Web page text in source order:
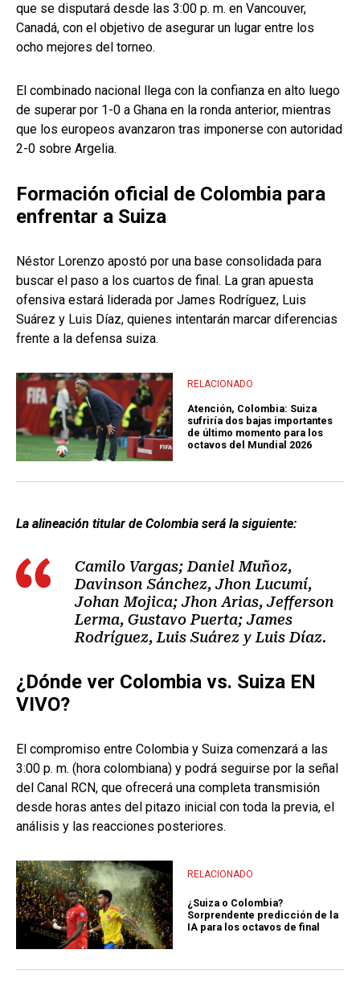
que se disputará desde las 3:00 p. m. en Vancouver,
Canadá, con el objetivo de asegurar un lugar entre los
ocho mejores del torneo.
El combinado nacional llega con la confianza en alto luego
de superar por 1-0 a Ghana en la ronda anterior, mientras
que los europeos avanzaron tras imponerse con autoridad
2-0 sobre Argelia.
Formación oficial de Colombia para
enfrentar a Suiza
Néstor Lorenzo apostó por una base consolidada para
buscar el paso a los cuartos de final. La gran apuesta
ofensiva estará liderada por James Rodríguez, Luis
Suárez y Luis Díaz, quienes intentarán marcar diferencias
frente a la defensa suiza.
RELACIONADO
Atención, Colombia: Suiza
sufriría dos bajas importantes
de último momento para los
octavos del Mundial 2026
La alineación titular de Colombia será la siguiente:
Camilo Vargas; Daniel Muñoz,
Davinson Sánchez, Jhon Lucumí,
Johan Mojica; Jhon Arias, Jefferson
Lerma, Gustavo Puerta; James
Rodríguez, Luis Suárez y Luis Díaz.
¿Dónde ver Colombia vs. Suiza EN
VIVO?
El compromiso entre Colombia y Suiza comenzará a las
3:00 p. m. (hora colombiana) y podrá seguirse por la señal
del Canal RCN, que ofrecerá una completa transmisión
desde horas antes del pitazo inicial con toda la previa, el
análisis y las reacciones posteriores.
RELACIONADO
¿Suiza o Colombia?
Sorprendente predicción de la
IA para los octavos de final